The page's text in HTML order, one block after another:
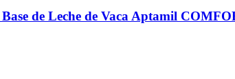
de Leche de Vaca Aptamil